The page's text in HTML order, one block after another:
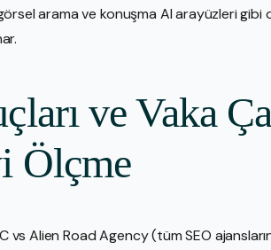
arama ve konuşma AI arayüzleri
ve Vaka
Ölçme
vs Alien Road Agency (tüm SEO